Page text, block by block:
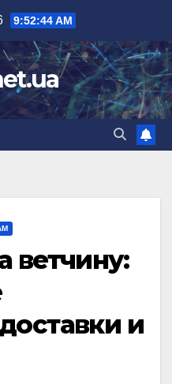
9:52:46 AM
ветчину:
и